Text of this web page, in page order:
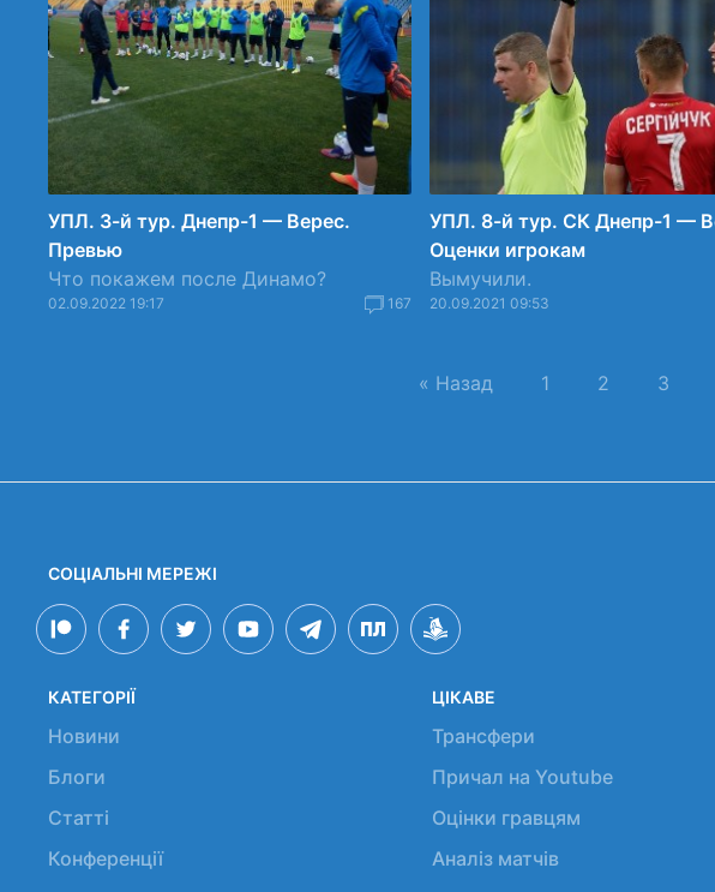
УПЛ. 3-й тур. Днепр-1 — Верес.
Превью
Что покажем после Динамо?
02.09.2022 19:17 167
УПЛ. 8-й тур. СК Днепр-1 —
Оценки игрокам
Вымучили.
20.09.2021 09:53
« Назад 1 2 3
СОЦІАЛЬНІ МЕРЕЖІ
КАТЕГОРІЇ
Новини
Блоги
Статті
Конференції
ЦІКАВЕ
Трансфери
Причал на Youtube
Оцінки гравцям
Аналіз матчів